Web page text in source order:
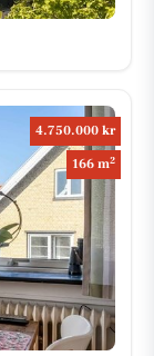
4.750.000 kr
166 m2